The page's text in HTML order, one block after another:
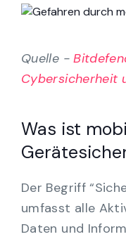
Quelle -
Cybersicherheit
Was ist
Der Begriff
umfasst alle
Daten und